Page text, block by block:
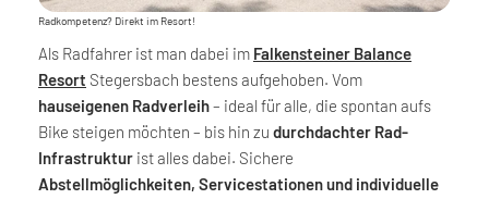
Radkompetenz? Direkt im Resort!
Als Radfahrer ist man dabei im Falkensteiner Balance
Resort Stegersbach bestens aufgehoben. Vom
hauseigenen Radverleih– ideal für alle, die spontan aufs
Bike steigen möchten – bis hin zu durchdachter Rad-
Infrastruktur ist alles dabei. Sichere
Abstellmöglichkeiten, Servicestationen und individuelle